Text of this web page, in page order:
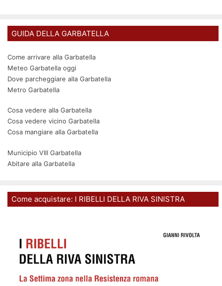
GUIDA DELLA GARBATELLA
Come arrivare alla Garbatella
Meteo Garbatella oggi
Dove parcheggiare alla Garbatella
Metro Garbatella
Cosa vedere alla Garbatella
Cosa vedere vicino Garbatella
Cosa mangiare alla Garbatella
Municipio VIII Garbatella
Abitare alla Garbatella
Come acquistare: I RIBELLI DELLA RIVA SINISTRA